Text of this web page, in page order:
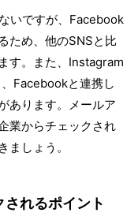
いですが、Facebook
ため、他のSNSと比
す。また、Instagram
Facebookと連携し
あります。メールア
業からチェックされ
ましょう。
れるポイント